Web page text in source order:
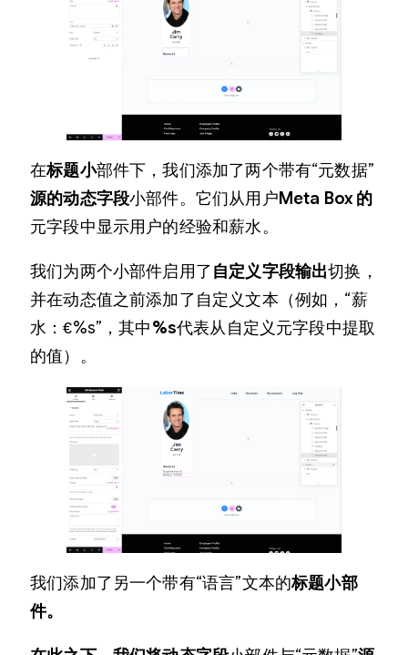
在标题小部件下，我们添加了两个带有“元数据”
源的动态字段小部件。它们从用户Meta Box 的
元字段中显示用户的经验和薪水。
我们为两个小部件启用了自定义字段输出切换，
并在动态值之前添加了自定义文本（例如，“薪
水：€%s”，其中%s代表从自定义元字段中提取
的值）。
我们添加了另一个带有“语言”文本的标题小部
件。